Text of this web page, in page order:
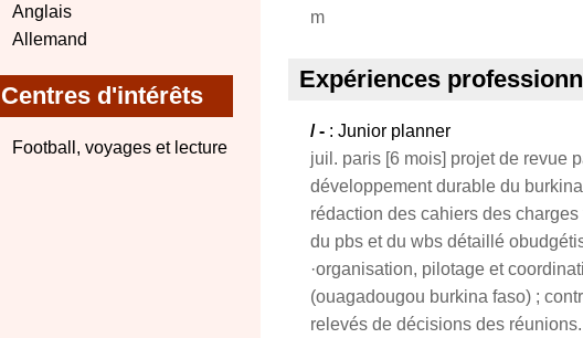
Anglais
Allemand
Centres d'intérêts
Football, voyages et lecture
m
Expériences
/ - : Junior planner
juil. paris [6 mois] projet de revue
développement durable du
rédaction des cahiers des
du pbs et du wbs détaillé
·organisation, pilotage et
(ouagadougou burkina faso) ;
relevés de décisions des réunions.